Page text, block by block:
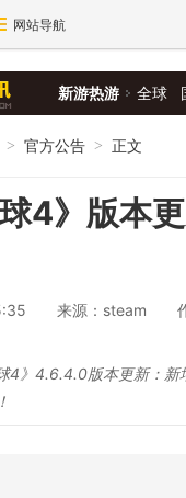
网站导航
新游热游 全球
> 官方公告 > 正文
球4》版本
来源：steam
4》4.6.4.0版本更新：